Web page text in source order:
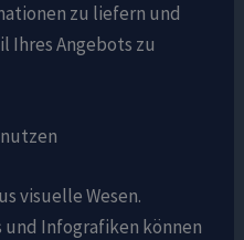
zu liefern und
Ihres Angebots zu
visuelle Wesen.
Infografiken können